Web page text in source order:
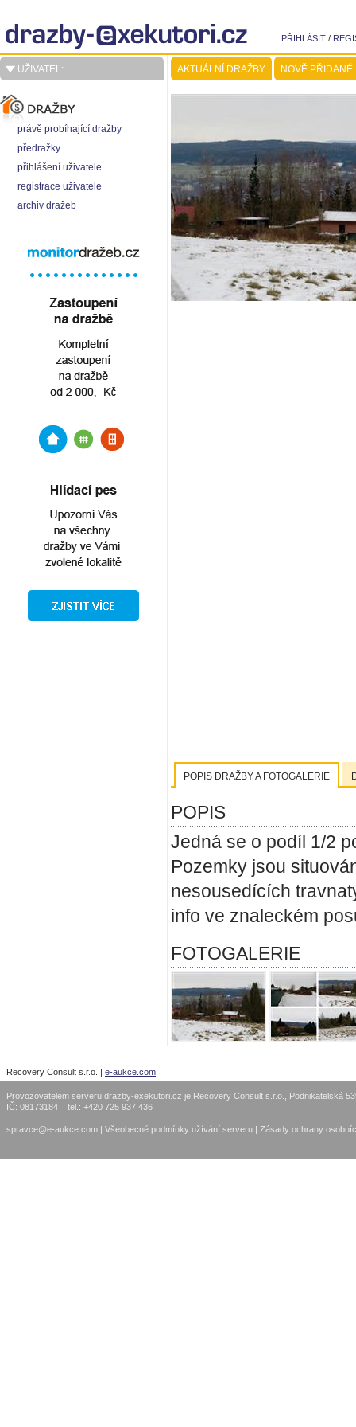
PŘIHLÁSIT /
UŽIVATEL:
právě probíhající dražby
předražky
přihlášení uživatele
registrace uživatele
archiv dražeb
AKTUÁLNÍ DRAŽBY NOVĚ PŘIDANÉ
POPIS DRAŽBY A FOTOGALERIE
POPIS
Jedná se o podíl 1/2
Pozemky jsou
nesousedících
info ve znaleckém
FOTOGALERIE
Recovery Consult s.r.o. | e-aukce.com
Provozovatelem serveru drazby-exekutori.cz je Recovery Consult s.r.o., Podnikatelská
IČ: 08173184 tel.: +420 725 937 436
spravce@e-aukce.com Všeobecné podmínky užívání serveru Zásady ochrany